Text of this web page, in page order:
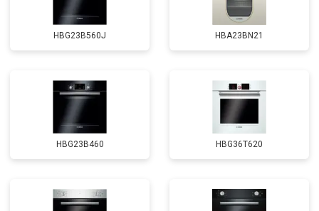
HBG23B560J HBA23BN21
HBG23B460 HBG36T620